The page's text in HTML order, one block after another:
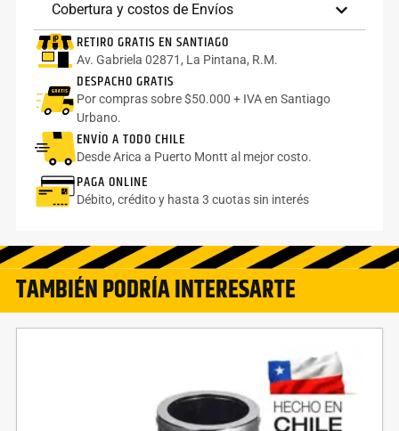
Cobertura y costos de Envíos
RETIRO GRATIS EN SANTIAGO
Av. Gabriela 02871, La Pintana, R.M.
DESPACHO GRATIS
Por compras sobre $50.000 + IVA en Santiago
Urbano.
ENVÍO A TODO CHILE
Desde Arica a Puerto Montt al mejor costo.
PAGA ONLINE
Débito, crédito y hasta 3 cuotas sin interés
TAMBIÉN PODRÍA INTERESARTE